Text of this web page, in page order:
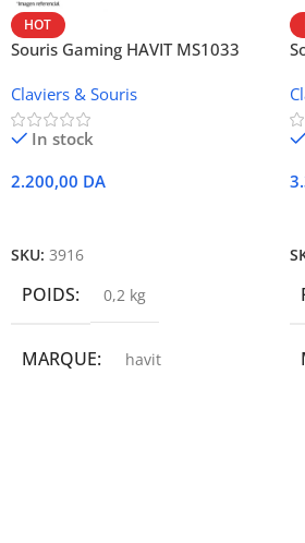
HOT
Souris Gaming HAVIT MS1033
Claviers & Souris
In stock
2.200,00 DA
SKU: 3916
POIDS 0,2 kg
MARQUE havit